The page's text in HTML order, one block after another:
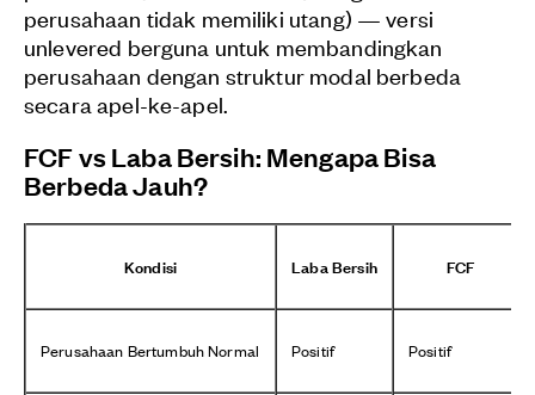
perusahaan tidak memiliki utang) — versi
unlevered berguna untuk membandingkan
perusahaan dengan struktur modal berbeda
secara apel-ke-apel.
FCF vs Laba Bersih: Mengapa Bisa
Berbeda Jauh?
Kondisi Laba Bersih FCF
Perusahaan Bertumbuh Normal Positif Positif